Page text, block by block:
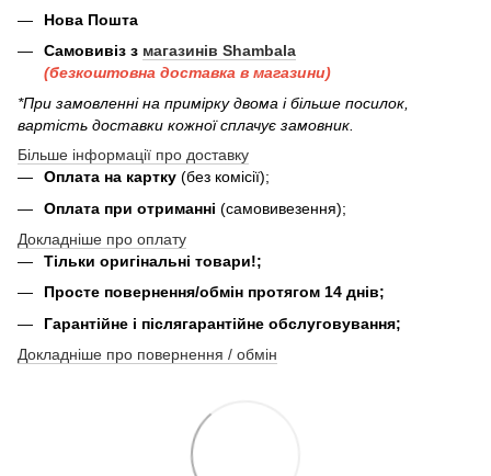
Нова Пошта
Самовивіз з магазинів Shambala
(безкоштовна доставка в магазини)
*При замовленні на примірку двома і більше посилок,
вартість доставки кожної сплачує замовник.
Більше інформації про доставку
Оплата на картку (без комісії);
Оплата при отриманні (самовивезення);
Докладніше про оплату
Тільки оригінальні товари!;
Просте повернення/обмін протягом 14 днів;
Гарантійне і післягарантійне обслуговування;
Докладніше про повернення / обмін